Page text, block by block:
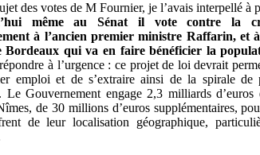
des votes de M Fournier, je l’avais interpellé à
même au Sénat il vote contre la
à l’ancien premier ministre Raffarin, et
Bordeaux qui va en faire bénéficier la
à l’urgence : ce projet de loi devrait
emploi et de s’extraire ainsi de la spirale de
Le Gouvernement engage 2,3 milliards
de 30 millions d’euros supplémentaires,
de leur localisation géographique,